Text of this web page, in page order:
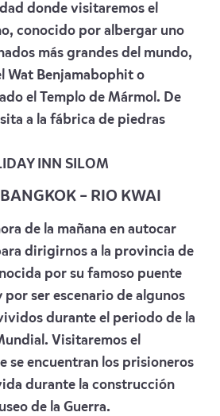
donde visitaremos el
conocido por albergar uno
más grandes del mundo,
Wat Benjamabophit o
el Templo de Mármol. De
a la fábrica de piedras
INN SILOM
– RIO KWAI
de la mañana en autocar
dirigirnos a la provincia de
por su famoso puente
por ser escenario de algunos
durante el periodo de la
Visitaremos el
se encuentran los prisioneros
durante la construcción
de la Guerra.